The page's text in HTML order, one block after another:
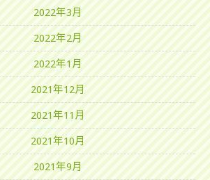
2022年3月
2022年2月
2022年1月
2021年12月
2021年11月
2021年10月
2021年9月